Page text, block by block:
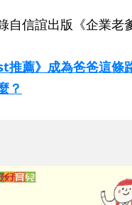
自信誼出版《企業老
推薦》成為爸爸這條
？